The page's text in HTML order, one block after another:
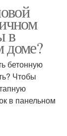
в
доме?
бетонную
Чтобы
в панельном